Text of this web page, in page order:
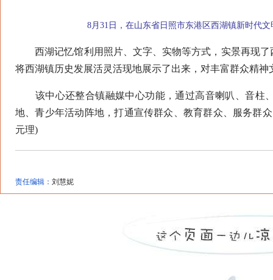
8月31日，在山东省日照市东港区西湖镇新时代
西湖记忆馆利用照片、文字、实物等方式，实景再现了
将西湖镇历史发展活灵活现地展示了出来，对丰富群众精
该中心还整合镇融媒中心功能，通过高音喇叭、音柱
地、青少年活动阵地，打通宣传群众、教育群众、服务群
元理)
责任编辑： 刘慧妮